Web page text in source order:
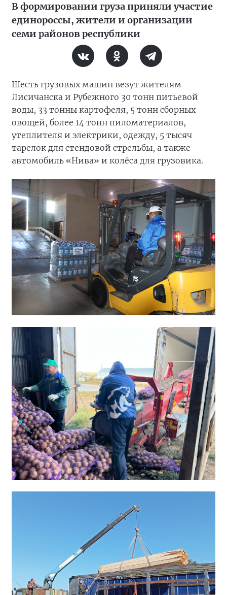
В формировании груза приняли участие
единороссы, жители и организации
семи районов республики
Шесть грузовых машин везут жителям
Лисичанска и Рубежного 30 тонн питьевой
воды, 33 тонны картофеля, 5 тонн сборных
овощей, более 14 тонн пиломатериалов,
утеплителя и электрики, одежду, 5 тысяч
тарелок для стендовой стрельбы, а также
автомобиль «Нива» и колёса для грузовика.